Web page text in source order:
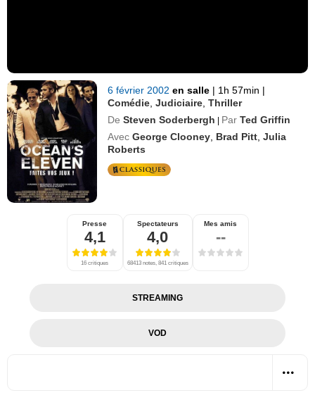
6 février 2002en salle | 1h 57min |
Comédie ,Judiciaire ,Thriller
De Steven Soderbergh | Par Ted Griffin
Avec George Clooney Brad Pitt ,Julia
Roberts
Presse
4,1
16 critiques
Spectateurs
4,0
68413 notes, 841 critiques
Mes amis
--
STREAMING
VOD